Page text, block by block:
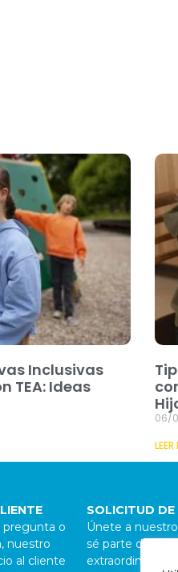
Inclusivas
TEA: Ideas
06/
SOLICITUD DE
Únete a
sé parte de algo
extraordinario.
pregunta o
nuestro
al cliente